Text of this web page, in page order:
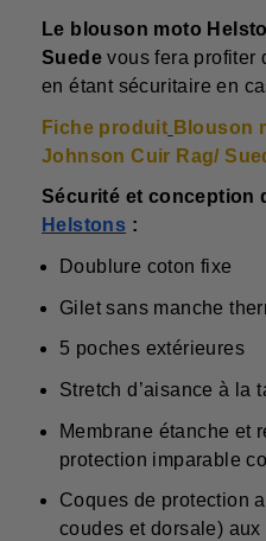
Le blouson moto
Suedevous fera profiter
en étant sécuritaire en
Fiche produit Blouson
Johnson Cuir Rag/
Sécurité et conception
Helstons :
Doublure coton fixe
Gilet sans manche
5 poches extérieures
Stretch d’aisance à la
Membrane étanche et
protection imparable
Coques de protection
coudes et dorsale) aux